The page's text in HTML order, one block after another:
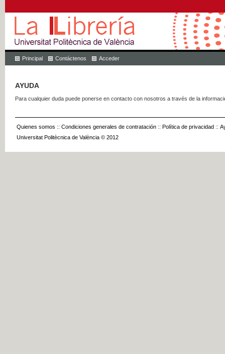
Principal Contáctenos Acceder
AYUDA
Para cualquier duda puede ponerse en contacto con nosotros a través de la
Quienes somos :: Condiciones generales de contratación :: Política de privacidad ::
Universitat Politècnica de València © 2012